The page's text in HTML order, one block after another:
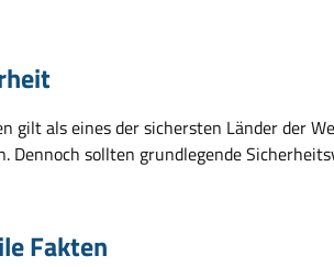
gilt als eines der sichersten Länder der
Dennoch sollten grundlegende
Fakten